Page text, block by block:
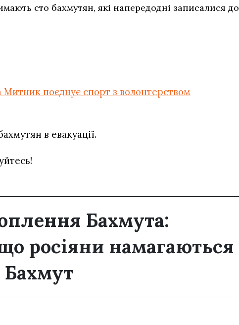
сто бахмутян, які напередодні записалися до
Митник поєднує спорт з волонтерством
в евакуації.
Бахмута:
росіяни намагаються